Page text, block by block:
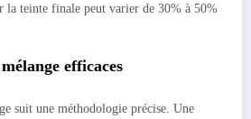
la teinte finale peut varier de 30% à 50%
efficaces
suit une méthodologie précise. Une